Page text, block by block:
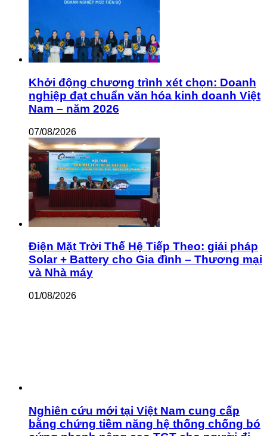
Khởi động chương trình xét chọn: Doanh
nghiệp đạt chuẩn văn hóa kinh doanh Việt
Nam – năm 2026
07/08/2026
Điện Mặt Trời Thế Hệ Tiếp Theo: giải pháp
Solar + Battery cho Gia đình – Thương mại
và Nhà máy
01/08/2026
Nghiên cứu mới tại Việt Nam cung cấp
bằng chứng tiềm năng hệ thống chống bó